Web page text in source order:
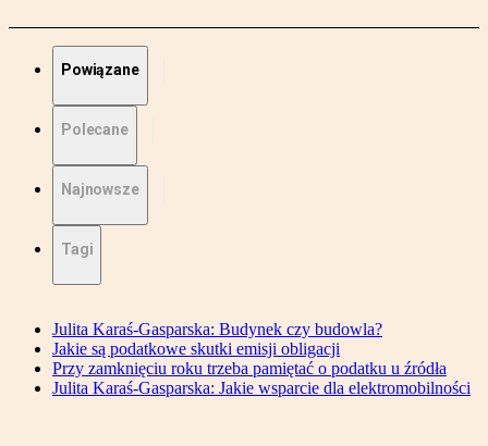
Powiązane
Polecane
Najnowsze
Tagi
Julita Karaś-Gasparska: Budynek czy budowla?
Jakie są podatkowe skutki emisji obligacji
Przy zamknięciu roku trzeba pamiętać o podatku u źródła
Julita Karaś-Gasparska: Jakie wsparcie dla elektromobilności